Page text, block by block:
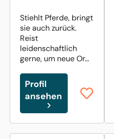
Stiehlt Pferde, bringt
sie auch zurück.
Reist
leidenschaftlich
gerne, um neue Or...
Profil
ansehen